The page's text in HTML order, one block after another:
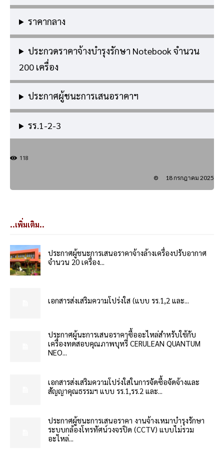
ราคากลาง
ประกวดราคาจ้างบำรุงรักษา Notebook จำนวน
200 เครื่อง
ประกาศผู้ชนะการเสนอราคาฯ
รร.1-2-3
118
18 กรกฎาคม 2025
..เพิ่มเติม..
ประกาศผู้ชนะการเสนอราคาจ้างล้างเครื่องปรับอากาศ
จำนวน 20 เครื่อง...
เอกสารส่งเสริมความโปร่งใส (แบบ รร.1,2 และ...
ประกาศผู้นะการเสนอราคาซื้ออะไหล่สำหรับใช้กับ
เครื่องทดสอบคุณภาพบุหรี่ CERULEAN QUANTUM
NEO...
เอกสารส่งเสริมความโปร่งใสในการจัดซื้อจัดจ้างและ
สัญญาคุณธรรมฯ แบบ รร.1,รร.2 และ...
ประกาศผู้ชนะการเสนอราคา งานจ้างเหมาบำรุงรักษา
ระบบกล้องโทรทัศน์วงจรปิด (CCTV) แบบไม่รวม
อะไหล่...